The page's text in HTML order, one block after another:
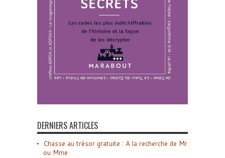
DERNIERS ARTICLES
Chasse au trésor gratuite : A la recherche de Mr
ou Mme